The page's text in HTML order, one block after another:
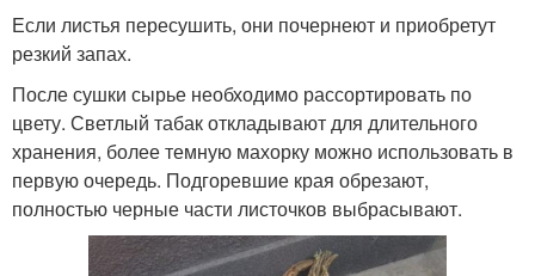
Если листья пересушить, они почернеют и приобретут
резкий запах.
После сушки сырье необходимо рассортировать по
цвету. Светлый табак откладывают для длительного
хранения, более темную махорку можно использовать в
первую очередь. Подгоревшие края обрезают,
полностью черные части листочков выбрасывают.